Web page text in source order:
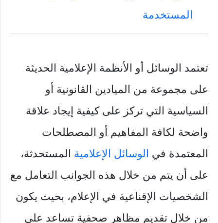
المستخدمة
‏تعتمد الوسائل أو الأنظمة الإعلامية الحديثة
على مجموعة من الميادين القانونية أو
السياسية التي تركز على كيفية إيجاد علاقة
واضحة لكافة المفاهيم أو المصطلحات
المعتمدة في الوسائل الإعلامية المستحدثة،
على أن يتم من خلال هذه الجوانب التعامل مع
الشخصيات الإقناعية في الإعلام، بحيث يكون
من خلال تقديم مظاهر صحفية تساعد على